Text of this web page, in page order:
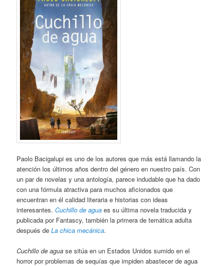
Paolo Bacigalupi es uno de los autores que más está llamando la
atención los últimos años dentro del género en nuestro país. Con
un par de novelas y una antología, parece indudable que ha dado
con una fórmula atractiva para muchos aficionados que
encuentran en él calidad literaria e historias con ideas
interesantes.Cuchillo de agua es su última novela traducida y
publicada por Fantascy, también la primera de temática adulta
después deLa chica mecánica.
Cuchillo de agua se sitúa en un Estados Unidos sumido en el
horror por problemas de sequías que impiden abastecer de agua